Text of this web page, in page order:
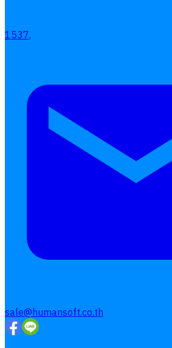
FollowHumanSoft
1537,
sale@humansoft.co.th